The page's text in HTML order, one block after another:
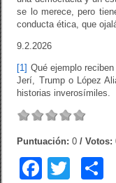
se lo merece, pero
conducta ética, que
9.2.2026
[1] Qué ejemplo
Jerí, Trump o López
historias inverosímiles.
Puntuación:0 / Votos:
F
T